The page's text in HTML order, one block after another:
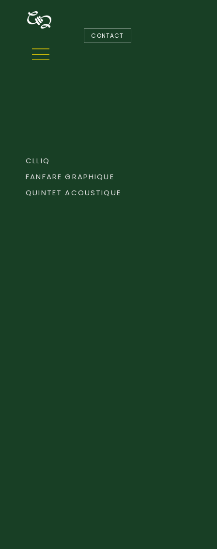
CONTACT
CLLIQ
FANFARE GRAPHIQUE
QUINTET ACOUSTIQUE